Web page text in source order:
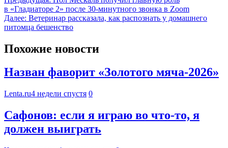
в «Гладиаторе 2» после 30-минутного звонка в Zoom
Далее: Ветеринар рассказала, как распознать у домашнего
питомца бешенство
Похожие новости
Назван фаворит «Золотого мяча-2026»
Lenta.ru4 недели спустя 0
Сафонов: если я играю во что-то, я
должен выиграть